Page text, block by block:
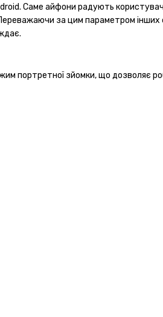
Саме айфони радують
за цим параметром
портретної зйомки, що дозволяє